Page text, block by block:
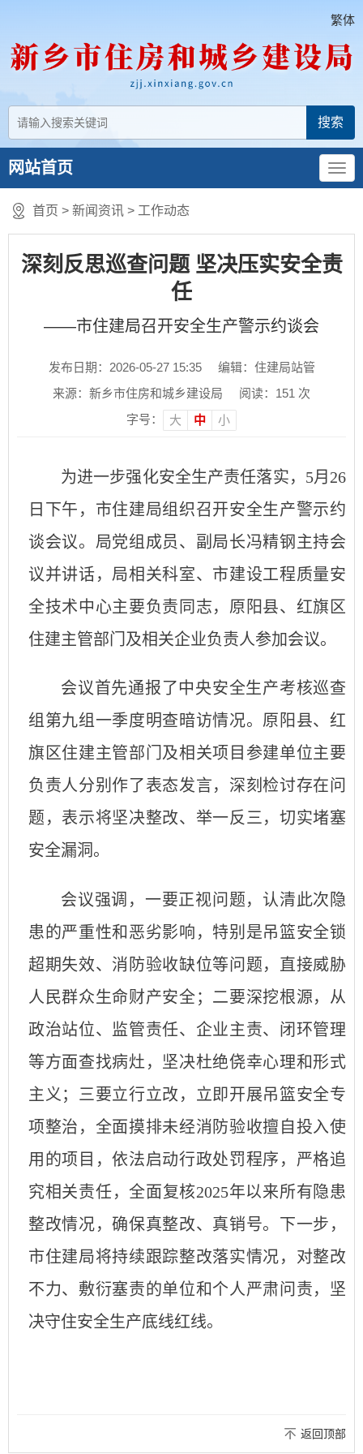
繁体
网站首页
首页 > 新闻资讯 > 工作动态
深刻反思巡查问题 坚决压实安全责
任
——市住建局召开安全生产警示约谈会
发布日期：2026-05-27 15:35
编辑：住建局站管
来源：新乡市住房和城乡建设局
阅读： 151 次
字号：
大 中 小
为进一步强化安全生产责任落实，5月26
日下午，市住建局组织召开安全生产警示约
谈会议。局党组成员、副局长冯精钢主持会
议并讲话，局相关科室、市建设工程质量安
全技术中心主要负责同志，原阳县、红旗区
住建主管部门及相关企业负责人参加会议。
会议首先通报了中央安全生产考核巡查
组第九组一季度明查暗访情况。原阳县、红
旗区住建主管部门及相关项目参建单位主要
负责人分别作了表态发言，深刻检讨存在问
题，表示将坚决整改、举一反三，切实堵塞
安全漏洞。
会议强调，一要正视问题，认清此次隐
患的严重性和恶劣影响，特别是吊篮安全锁
超期失效、消防验收缺位等问题，直接威胁
人民群众生命财产安全；二要深挖根源，从
政治站位、监管责任、企业主责、闭环管理
等方面查找病灶，坚决杜绝侥幸心理和形式
主义；三要立行立改，立即开展吊篮安全专
项整治，全面摸排未经消防验收擅自投入使
用的项目，依法启动行政处罚程序，严格追
究相关责任，全面复核2025年以来所有隐患
整改情况，确保真整改、真销号。下一步，
市住建局将持续跟踪整改落实情况，对整改
不力、敷衍塞责的单位和个人严肃问责，坚
决守住安全生产底线红线。
返回顶部